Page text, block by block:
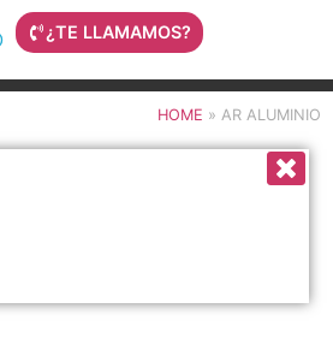
¿TE LLAMAMOS?
HOME » AR ALUMINIO